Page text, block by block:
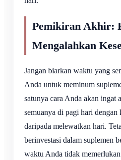
Pemikiran Akhir:
Mengalahkan
Jangan biarkan waktu yang
Anda untuk meminum
satunya cara Anda akan ingat
semuanya di pagi hari
daripada melewatkan hari.
berinvestasi dalam suplemen
waktu Anda tidak